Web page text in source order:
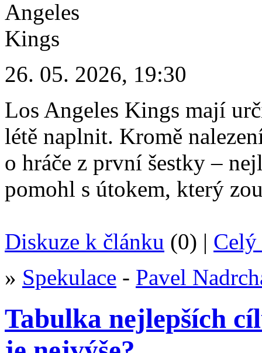
26. 05. 2026, 19:30
Los Angeles Kings mají
létě naplnit. Kromě
o hráče z první šestky –
pomohl s útokem, který
Diskuze k článku (0) | Celý
» Spekulace - Pavel
Tabulka nejlepších